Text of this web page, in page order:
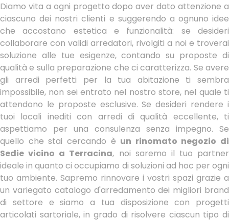
Diamo vita a ogni progetto dopo aver dato attenzione a
ciascuno dei nostri clienti e suggerendo a ognuno idee
che accostano estetica e funzionalità: se desideri
collaborare con validi arredatori, rivolgiti a noi e troverai
soluzione alle tue esigenze, contando su proposte di
qualità e sulla preparazione che ci caratterizza. Se avere
gli arredi perfetti per la tua abitazione ti sembra
impossibile, non sei entrato nel nostro store, nel quale ti
attendono le proposte esclusive. Se desideri rendere i
tuoi locali inediti con arredi di qualità eccellente, ti
aspettiamo per una consulenza senza impegno. Se
quello che stai cercando è un rinomato negozio di
Sedie vicino a Terracina, noi saremo il tuo partner
ideale in quanto ci occupiamo di soluzioni ad hoc per ogni
tuo ambiente. Sapremo rinnovare i vostri spazi grazie a
un variegato catalogo d'arredamento dei migliori brand
di settore e siamo a tua disposizione con progetti
articolati sartoriale, in grado di risolvere ciascun tipo di